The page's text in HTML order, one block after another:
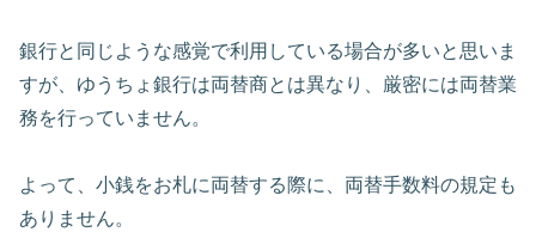
銀行と同じような感覚で利用している場合が多いと思いま
すが、ゆうちょ銀行は両替商とは異なり、厳密には両替業
務を行っていません。
よって、小銭をお札に両替する際に、両替手数料の規定も
ありません。